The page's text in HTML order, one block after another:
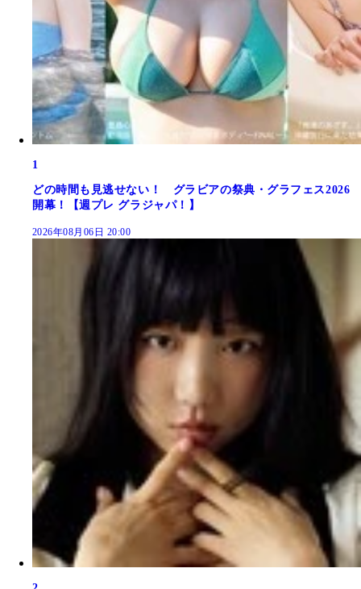
1
どの時間も見逃せない！ グラビアの祭典・グラフェス2026
開幕！【週プレ グラジャパ！】
2026年08月06日 20:00